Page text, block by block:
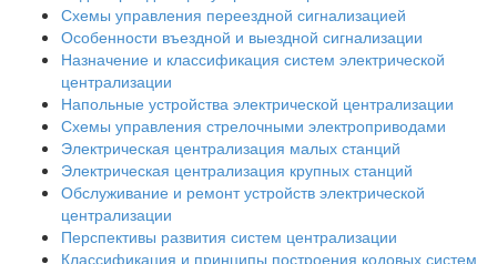
Схемы управления переездной сигнализацией
Особенности въездной и выездной сигнализации
Назначение и классификация систем электрической
централизации
Напольные устройства электрической централизации
Схемы управления стрелочными электроприводами
Электрическая централизация малых станций
Электрическая централизация крупных станций
Обслуживание и ремонт устройств электрической
централизации
Перспективы развития систем централизации
Классификация и принципы построения кодовых систем